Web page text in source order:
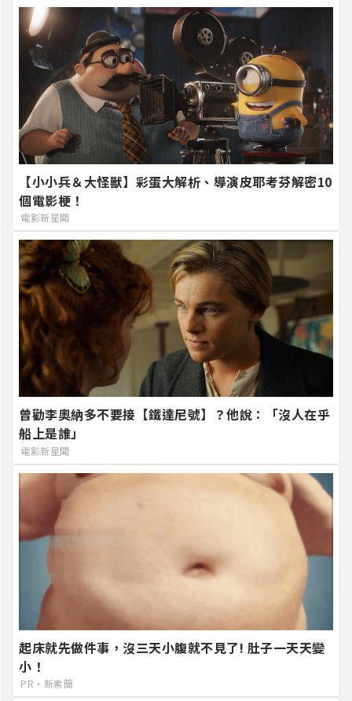
【小小兵＆大怪獸】彩蛋大解析、導演皮耶考芬解密10
個電影梗！
電影新星聞
曾勸李奧納多不要接【鐵達尼號】？他說：「沒人在乎
船上是誰」
電影新星聞
起床就先做件事，沒三天小腹就不見了! 肚子一天天變
小！
PR・新素簡